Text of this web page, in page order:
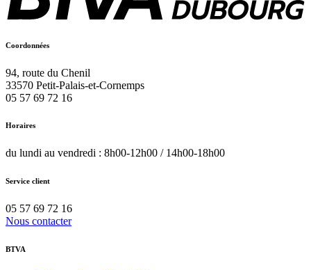
Coordonnées
94, route du Chenil
33570 Petit-Palais-et-Cornemps
05 57 69 72 16
Horaires
du lundi au vendredi : 8h00-12h00 / 14h00-18h00
Service client
05 57 69 72 16
Nous contacter
BTVA